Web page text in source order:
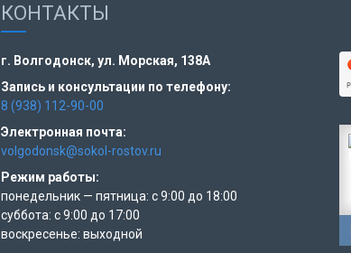
КОНТАКТЫ
г. Волгодонск, ул. Морская, 138А
Запись и консультации по телефону:
8 (938) 112-90-00
Электронная почта:
volgodonsk@sokol-rostov.ru
Режим работы:
понедельник — пятница: с 9:00 до 18:00
суббота: с 9:00 до 17:00
воскресенье: выходной